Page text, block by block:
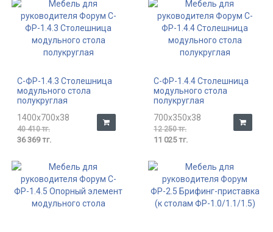
С-ФР-1.4.3 Столешница
модульного стола
полукруглая
1400x700x38
40 410 тг.
36 369 тг.
С-ФР-1.4.4 Столешница
модульного стола
полукруглая
700x350x38
12 250 тг.
11 025 тг.